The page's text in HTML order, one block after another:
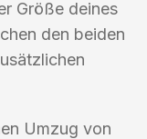
Größe deines
den beiden
Umzug von